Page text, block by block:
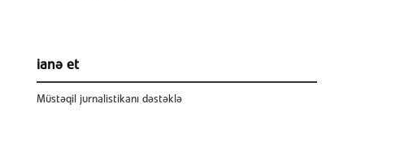
ianə et
Müstəqil jurnalistikanı dəstəklə